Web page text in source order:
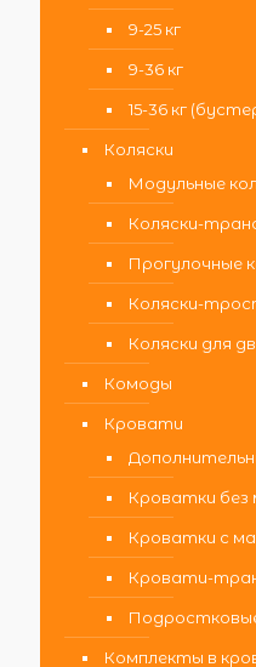
9-25 кг
9-36 кг
15-36 кг
Коляски
Модульные
Коляски-
Прогулочные
Коляски-
Коляски для
Комоды
Кровати
Кроватки без
Кроватки с
Кровати-
Комплекты в